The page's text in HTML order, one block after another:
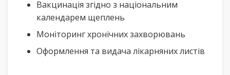
Вакцинація згідно з національним
календарем щеплень
Моніторинг хронічних захворювань
Оформлення та видача лікарняних листів